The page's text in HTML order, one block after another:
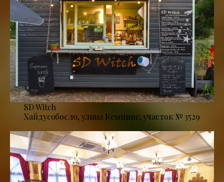
SD Witch
Хайдусобосло, улица Кемпинг, участок № 3529